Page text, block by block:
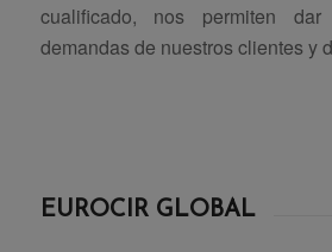
cualificado, nos permiten
demandas de nuestros clientes y
EUROCIR GLOBAL